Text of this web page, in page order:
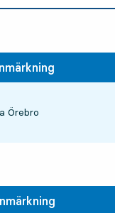
Örebro